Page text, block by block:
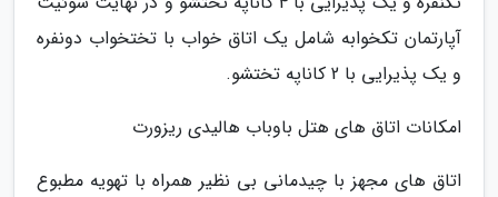
آپارتمان تکخوابه شامل یک اتاق خواب با تختخواب دونفره
و یک پذیرایی با 2 کاناپه تختشو.
امکانات اتاق های هتل باوباب هالیدی ریزورت
اتاق های مجهز با چیدمانی بی نظیر همراه با تهویه مطبوع